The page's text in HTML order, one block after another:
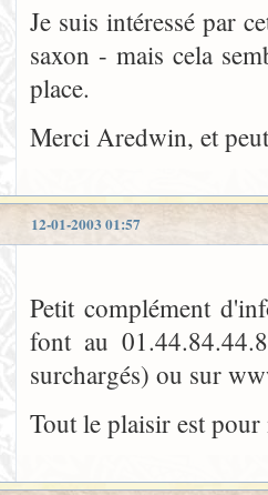
Je suis intéressé par
saxon - mais cela
place.
Merci Aredwin, et
12-01-2003 01:57
Petit complément
font au
surchargés) ou sur
Tout le plaisir est